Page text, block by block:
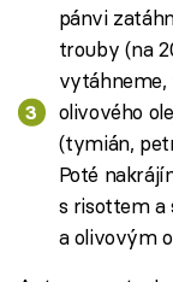
pánvi
trouby (na
vytáhneme,
olivového
(tymián,
Poté
s risottem a
a olivovým